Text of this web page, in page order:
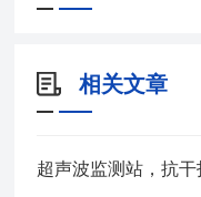
相关文章